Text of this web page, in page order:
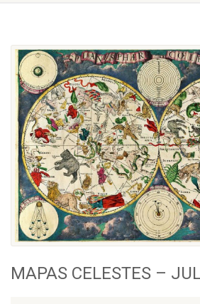
MAPAS CELESTES –